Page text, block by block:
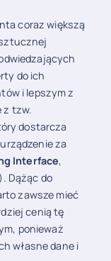
coraz większą
do ich
i lepszym z
z tzw.
dostarcza
za
Interface,
Dążąc do
zawsze mieć
cenią tę
ponieważ
własne dane i